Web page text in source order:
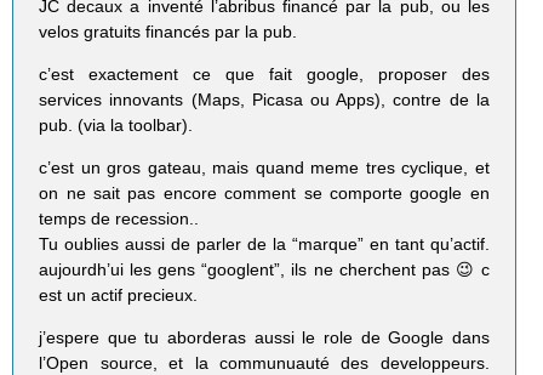
JC decaux a inventé l’abribus financé par la pub, ou les
velos gratuits financés par la pub.
c’est exactement ce que fait google, proposer des
services innovants (Maps, Picasa ou Apps), contre de la
pub. (via la toolbar).
c’est un gros gateau, mais quand meme tres cyclique, et
on ne sait pas encore comment se comporte google en
temps de recession..
Tu oublies aussi de parler de la “marque” en tant qu’actif.
aujourdh’ui les gens “googlent”, ils ne cherchent pas 😉 c
est un actif precieux.
j’espere que tu aborderas aussi le role de Google dans
l’Open source, et la communuauté des developpeurs.